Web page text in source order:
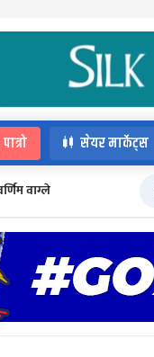
पात्रो सेयर मार्केट्स
वाग्ले